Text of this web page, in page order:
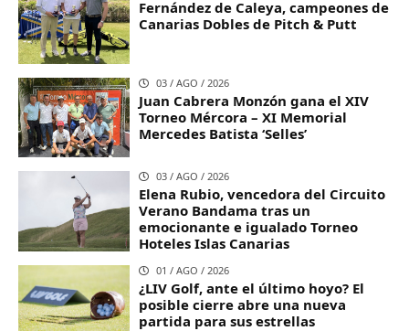
Fernández de Caleya, campeones de
Canarias Dobles de Pitch & Putt
03 / AGO / 2026
Juan Cabrera Monzón gana el XIV
Torneo Mércora – XI Memorial
Mercedes Batista ‘Selles’
03 / AGO / 2026
Elena Rubio, vencedora del Circuito
Verano Bandama tras un
emocionante e igualado Torneo
Hoteles Islas Canarias
01 / AGO / 2026
¿LIV Golf, ante el último hoyo? El
posible cierre abre una nueva
partida para sus estrellas